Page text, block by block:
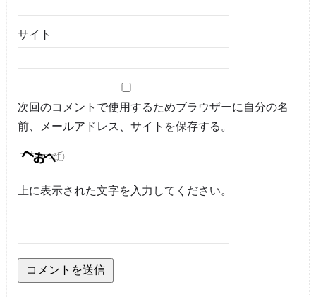
サイト
次回のコメントで使用するためブラウザーに自分の名
前、メールアドレス、サイトを保存する。
上に表示された文字を入力してください。